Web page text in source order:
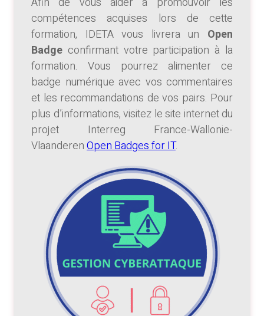
compétences acquises lors de cette
formation, IDETA vous livrera un Open
Badge confirmant votre participation à la
formation. Vous pourrez alimenter ce
badge numérique avec vos commentaires
et les recommandations de vos pairs. Pour
plus d’informations, visitez le site internet du
projet Interreg France-Wallonie-
VlaanderenOpen Badges for IT.